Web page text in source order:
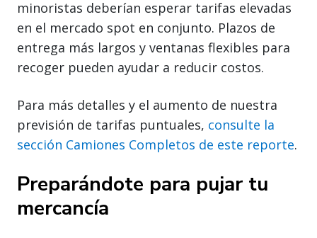
minoristas deberían esperar tarifas elevadas
en el mercado spot en conjunto. Plazos de
entrega más largos y ventanas flexibles para
recoger pueden ayudar a reducir costos.
Para más detalles y el aumento de nuestra
previsión de tarifas puntuales, consulte la
sección Camiones Completos de este reporte.
Preparándote para pujar tu
mercancía